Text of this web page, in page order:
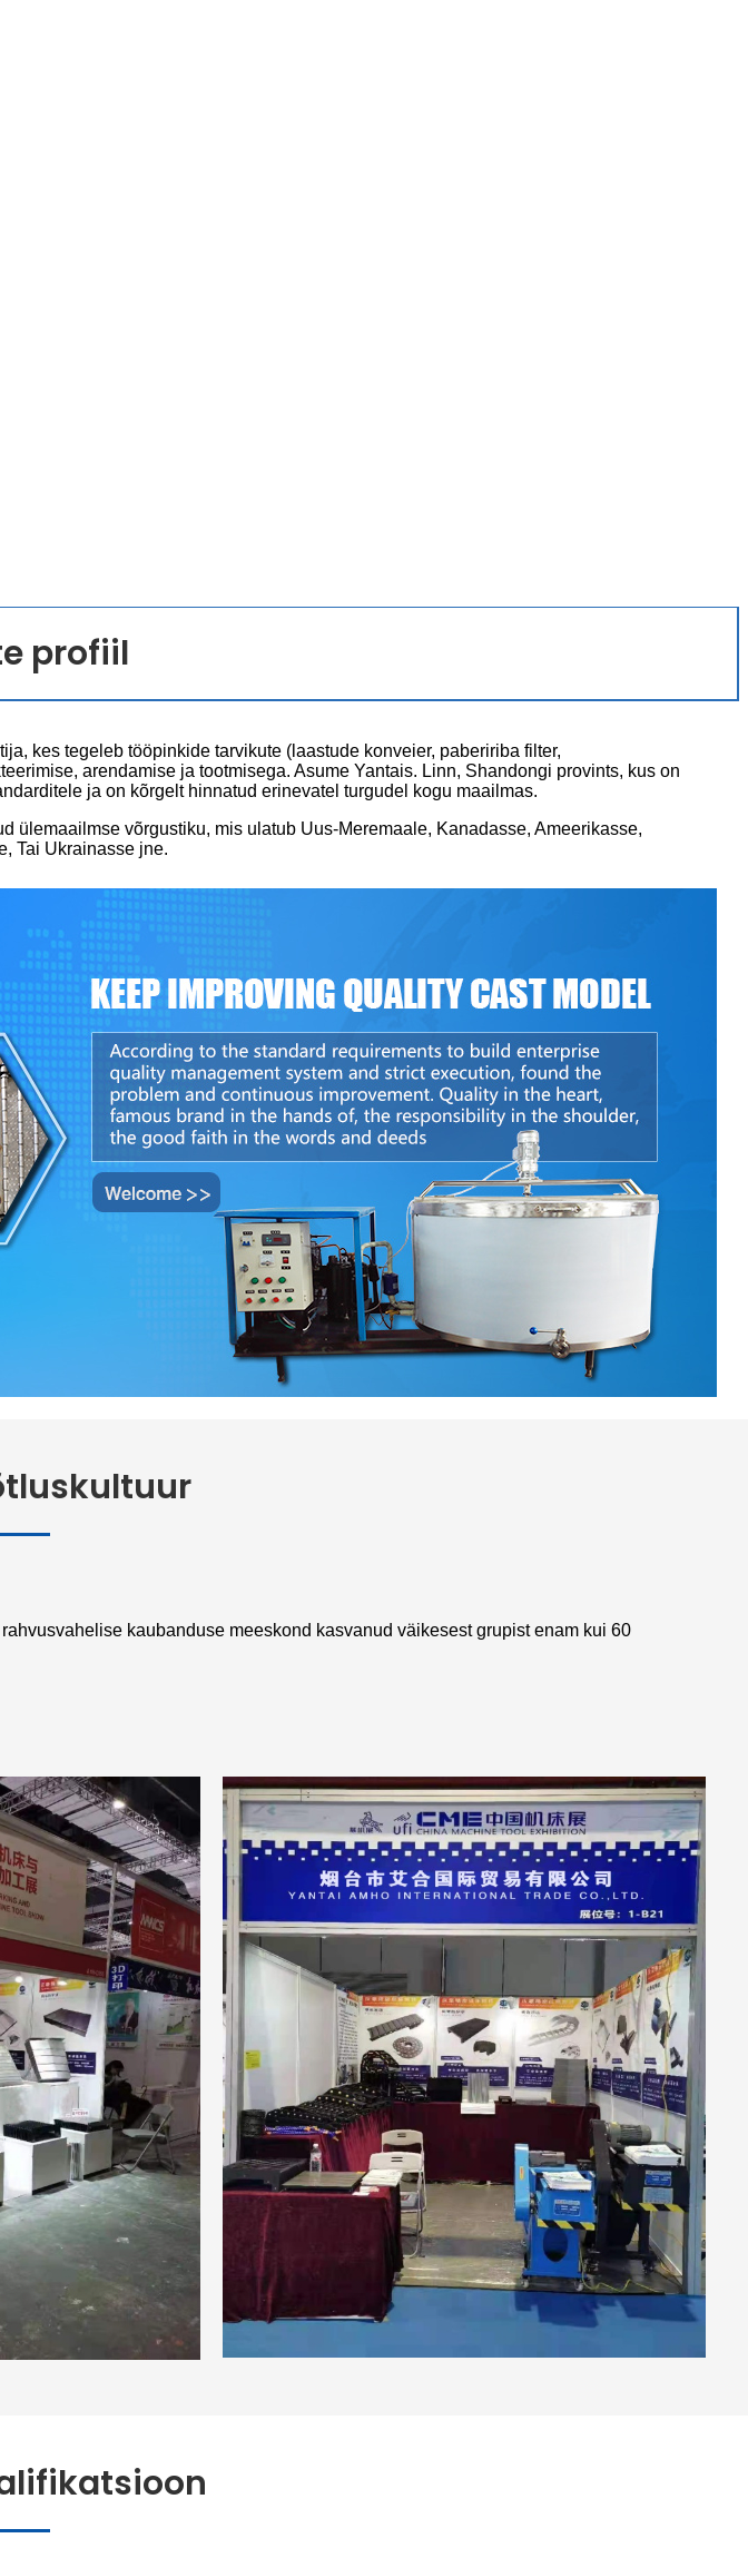
profiil
kes tegeleb tööpinkide tarvikute (laastude konveier, pabeririba filter,
arendamise ja tootmisega. Asume Yantais. Linn, Shandongi provints, kus on
ja on kõrgelt hinnatud erinevatel turgudel kogu maailmas.
võrgustiku, mis ulatub Uus-Meremaale, Kanadasse, Ameerikasse,
Tai Ukrainasse jne.
kaubanduse meeskond kasvanud väikesest grupist enam kui 60